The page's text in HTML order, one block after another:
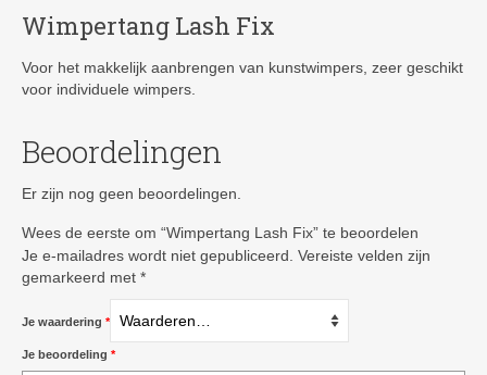
Wimpertang Lash Fix
Voor het makkelijk aanbrengen van kunstwimpers, zeer geschikt
voor individuele wimpers.
Beoordelingen
Er zijn nog geen beoordelingen.
Wees de eerste om “Wimpertang Lash Fix” te beoordelen
Je e-mailadres wordt niet gepubliceerd. Vereiste velden zijn
gemarkeerd met *
Je waardering *
Je beoordeling *